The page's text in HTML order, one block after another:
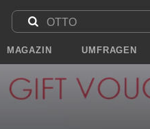
MAGAZIN UMFRAGEN